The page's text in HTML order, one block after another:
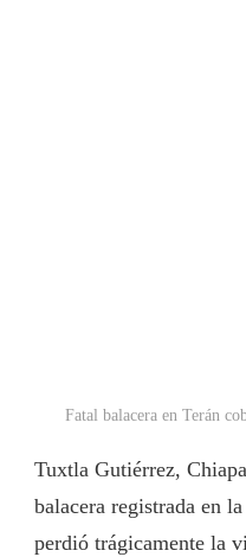
Fatal balacera en Terán
Tuxtla Gutiérrez,
balacera registrada en
perdió trágicamente la